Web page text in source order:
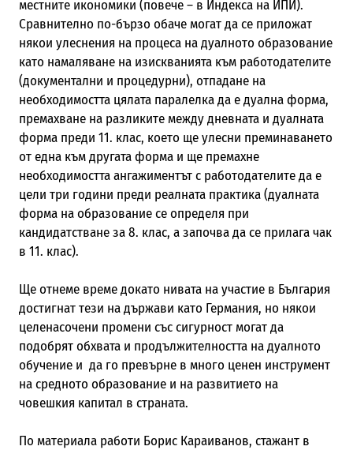
местните икономики (повече – в Индекса на ИПИ).
Сравнително по-бързо обаче могат да се приложат
някои улеснения на процеса на дуалното образование
като намаляване на изискванията към работодателите
(документални и процедурни), отпадане на
необходимостта цялата паралелка да е дуална форма,
премахване на разликите между дневната и дуалната
форма преди 11. клас, което ще улесни преминаването
от една към другата форма и ще премахне
необходимостта ангажиментът с работодателите да е
цели три години преди реалната практика (дуалната
форма на образование се определя при
кандидатстване за 8. клас, а започва да се прилага чак
в 11. клас).
Ще отнеме време докато нивата на участие в България
достигнат тези на държави като Германия, но някои
целенасочени промени със сигурност могат да
подобрят обхвата и продължителността на дуалното
обучение и да го превърне в много ценен инструмент
на средното образование и на развитието на
човешкия капитал в страната.
По материала работи Борис Караиванов, стажант в